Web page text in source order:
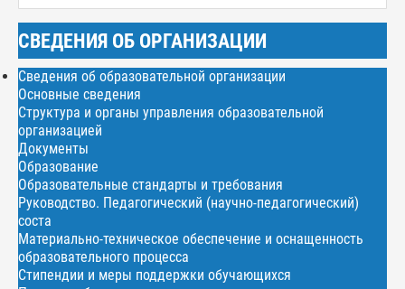
СВЕДЕНИЯ ОБ ОРГАНИЗАЦИИ
Сведения об образовательной организации
Основные сведения
Структура и органы управления образовательной
организацией
Документы
Образование
Образовательные стандарты и требования
Руководство. Педагогический (научно-педагогический)
соста
Материально-техническое обеспечение и оснащенность
образовательного процесса
Стипендии и меры поддержки обучающихся